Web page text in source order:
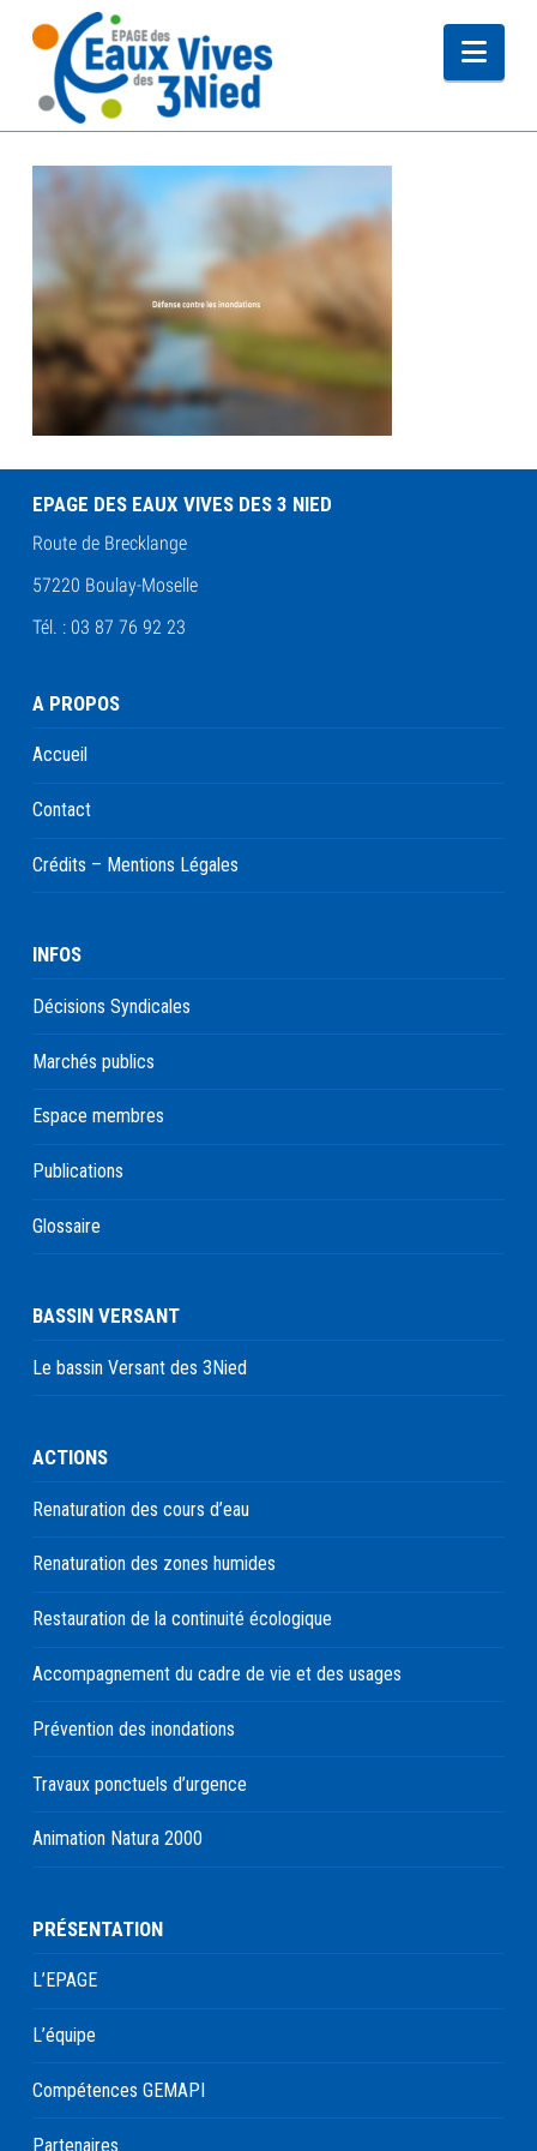
EPAGE DES EAUX VIVES DES 3 NIED
Route de Brecklange
57220 Boulay-Moselle
Tél. : 03 87 76 92 23
A PROPOS
Accueil
Contact
Crédits – Mentions Légales
INFOS
Décisions Syndicales
Marchés publics
Espace membres
Publications
Glossaire
BASSIN VERSANT
Le bassin Versant des 3Nied
ACTIONS
Renaturation des cours d’eau
Renaturation des zones humides
Restauration de la continuité écologique
Accompagnement du cadre de vie et des usages
Prévention des inondations
Travaux ponctuels d’urgence
Animation Natura 2000
PRÉSENTATION
L’EPAGE
L’équipe
Compétences GEMAPI
Partenaires